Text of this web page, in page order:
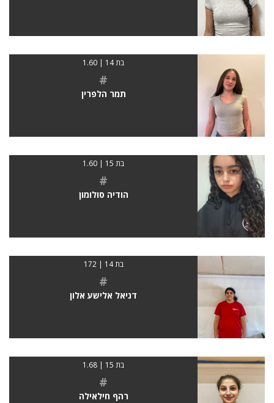
בת 14 | 1.60
#
תמר הלפרין
בת 15 | 1.60
#
הודיה סולומון
בת 14 | 172
#
דניאל אלישע אלון
בת 15 | 1.68
#
רהף חילאילה